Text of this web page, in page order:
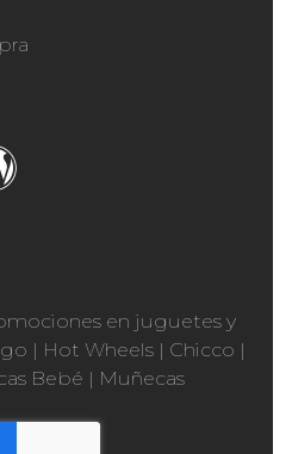
en juguetes y
| Hot Wheels | Chicco |
Bebé | Muñecas